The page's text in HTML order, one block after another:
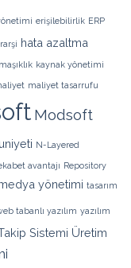
erişilebilirlik ERP
hata azaltma
kaynak yönetimi
maliyet tasarrufu
Modsoft
N-Layered
avantajı Repository
yönetimi tasarım
tabanlı yazılım yazılım
Sistemi Üretim